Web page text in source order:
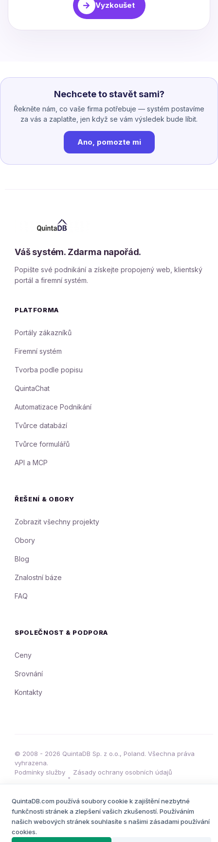
Vyzkoušet
Nechcete to stavět sami?
Řekněte nám, co vaše firma potřebuje — systém postavíme
za vás a zaplatíte, jen když se vám výsledek bude líbit.
Ano, pomozte mi
Váš systém. Zdarma napořád.
Popište své podnikání a získejte propojený web, klientský
portál a firemní systém.
PLATFORMA
Portály zákazníků
Firemní systém
Tvorba podle popisu
QuintaChat
Automatizace Podnikání
Tvůrce databází
Tvůrce formulářů
API a MCP
ŘEŠENÍ & OBORY
Zobrazit všechny projekty
Obory
Blog
Znalostní báze
FAQ
SPOLEČNOST & PODPORA
Ceny
Srovnání
Kontakty
© 2008 - 2026 QuintaDB Sp. z o.o., Poland. Všechna práva
vyhrazena.
Podmínky služby
•
Zásady ochrany osobních údajů
QuintaDB.com používá soubory cookie k zajištění nezbytné
funkčnosti stránek a zlepšení vašich zkušeností. Používáním
našich webových stránek souhlasíte s našimi zásadami používání
cookies.